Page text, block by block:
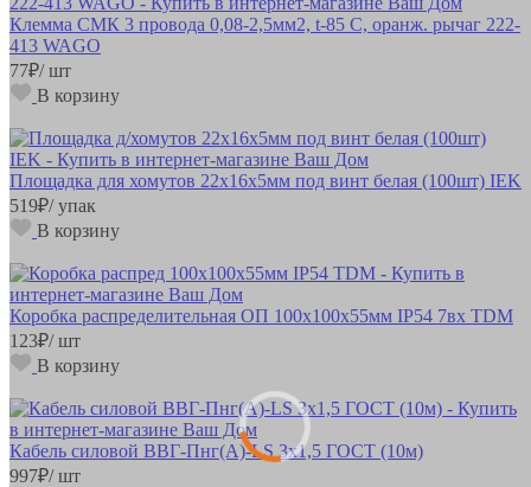
Клемма СМК 3 провода 0,08-2,5мм2, t-85 C, оранж. рычаг 222-
413 WAGO
77₽/ шт
В корзину
Площадка для хомутов 22х16х5мм под винт белая (100шт) IEK
519₽/ упак
В корзину
Коробка распределительная ОП 100х100х55мм IP54 7вх TDM
123₽/ шт
В корзину
Кабель силовой ВВГ-Пнг(А)-LS 3х1,5 ГОСТ (10м)
997₽/ шт